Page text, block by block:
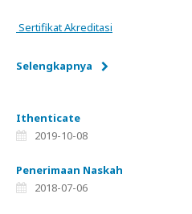
Sertifikat Akreditasi
Selengkapnya
Ithenticate
2019-10-08
Penerimaan Naskah
2018-07-06